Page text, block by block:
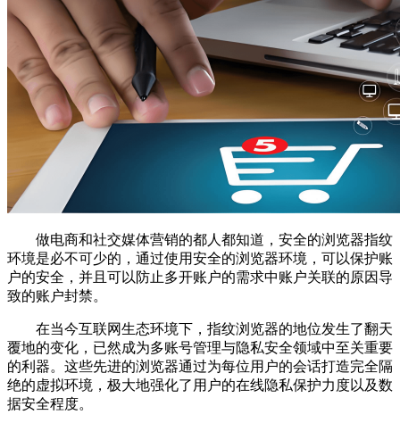
做电商和社交媒体营销的都人都知道，安全的浏览器指纹
环境是必不可少的，通过使用安全的浏览器环境，可以保护账
户的安全，并且可以防止多开账户的需求中账户关联的原因导
致的账户封禁。
在当今互联网生态环境下，指纹浏览器的地位发生了翻天
覆地的变化，已然成为多账号管理与隐私安全领域中至关重要
的利器。这些先进的浏览器通过为每位用户的会话打造完全隔
绝的虚拟环境，极大地强化了用户的在线隐私保护力度以及数
据安全程度。